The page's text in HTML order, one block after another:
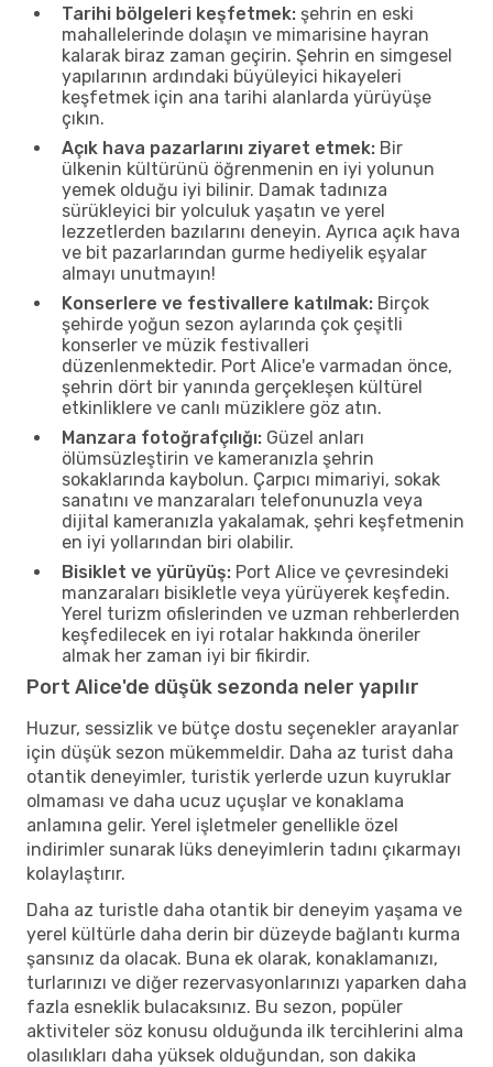
Tarihi bölgeleri keşfetmek: şehrin en eski
mahallelerinde dolaşın ve mimarisine hayran
kalarak biraz zaman geçirin. Şehrin en simgesel
yapılarının ardındaki büyüleyici hikayeleri
keşfetmek için ana tarihi alanlarda yürüyüşe
çıkın.
Açık hava pazarlarını ziyaret etmek: Bir
ülkenin kültürünü öğrenmenin en iyi yolunun
yemek olduğu iyi bilinir. Damak tadınıza
sürükleyici bir yolculuk yaşatın ve yerel
lezzetlerden bazılarını deneyin. Ayrıca açık hava
ve bit pazarlarından gurme hediyelik eşyalar
almayı unutmayın!
Konserlere ve festivallere katılmak: Birçok
şehirde yoğun sezon aylarında çok çeşitli
konserler ve müzik festivalleri
düzenlenmektedir. Port Alice'e varmadan önce,
şehrin dört bir yanında gerçekleşen kültürel
etkinliklere ve canlı müziklere göz atın.
Manzara fotoğrafçılığı: Güzel anları
ölümsüzleştirin ve kameranızla şehrin
sokaklarında kaybolun. Çarpıcı mimariyi, sokak
sanatını ve manzaraları telefonunuzla veya
dijital kameranızla yakalamak, şehri keşfetmenin
en iyi yollarından biri olabilir.
Bisiklet ve yürüyüş: Port Alice ve çevresindeki
manzaraları bisikletle veya yürüyerek keşfedin.
Yerel turizm ofislerinden ve uzman rehberlerden
keşfedilecek en iyi rotalar hakkında öneriler
almak her zaman iyi bir fikirdir.
Port Alice'de düşük sezonda neler yapılır
Huzur, sessizlik ve bütçe dostu seçenekler arayanlar
için düşük sezon mükemmeldir. Daha az turist daha
otantik deneyimler, turistik yerlerde uzun kuyruklar
olmaması ve daha ucuz uçuşlar ve konaklama
anlamına gelir. Yerel işletmeler genellikle özel
indirimler sunarak lüks deneyimlerin tadını çıkarmayı
kolaylaştırır.
Daha az turistle daha otantik bir deneyim yaşama ve
yerel kültürle daha derin bir düzeyde bağlantı kurma
şansınız da olacak. Buna ek olarak, konaklamanızı,
turlarınızı ve diğer rezervasyonlarınızı yaparken daha
fazla esneklik bulacaksınız. Bu sezon, popüler
aktiviteler söz konusu olduğunda ilk tercihlerini alma
olasılıkları daha yüksek olduğundan, son dakika